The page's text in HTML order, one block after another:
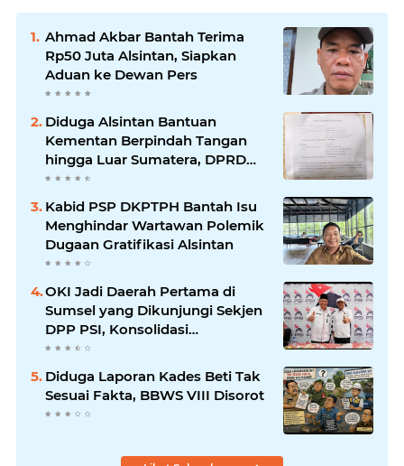
Ahmad Akbar Bantah Terima
Rp50 Juta Alsintan, Siapkan
Aduan ke Dewan Pers
Diduga Alsintan Bantuan
Kementan Berpindah Tangan
hingga Luar Sumatera, DPRD
Sumsel Minta Aparat Usut
Tuntas
Kabid PSP DKPTPH Bantah Isu
Menghindar Wartawan Polemik
Dugaan Gratifikasi Alsintan
OKI Jadi Daerah Pertama di
Sumsel yang Dikunjungi Sekjen
DPP PSI, Konsolidasi
Pembentukan DPRT Dimulai
Diduga Laporan Kades Beti Tak
Sesuai Fakta, BBWS VIII Disorot